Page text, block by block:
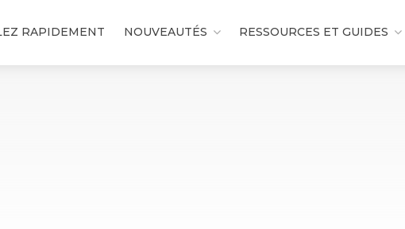
RAPIDEMENT NOUVEAUTÉS RESSOURCES ET GUIDES